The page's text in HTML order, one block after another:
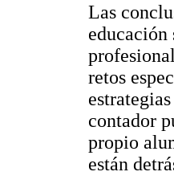
Las
retos
contador
propio
están